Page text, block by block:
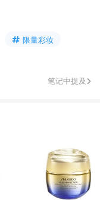
限量彩妆
笔记中提及